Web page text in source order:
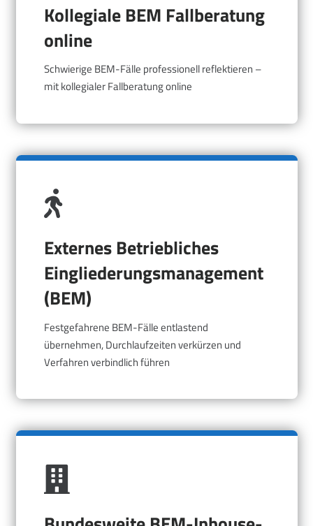
Kollegiale BEM Fallberatung
online
Schwierige BEM-Fälle professionell reflektieren –
mit kollegialer Fallberatung online
Externes Betriebliches
Eingliederungsmanagement
(BEM)
Festgefahrene BEM-Fälle entlastend
übernehmen, Durchlaufzeiten verkürzen und
Verfahren verbindlich führen